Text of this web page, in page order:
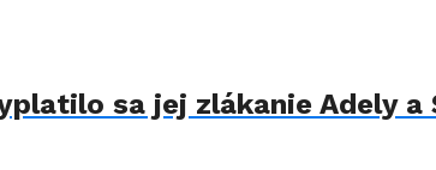
sa jej zlákanie Adely a